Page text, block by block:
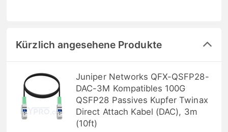
Kürzlich angesehene Produkte
Juniper Networks QFX-QSFP28-
DAC-3M Kompatibles 100G
QSFP28 Passives Kupfer Twinax
Direct Attach Kabel (DAC), 3m
(10ft)